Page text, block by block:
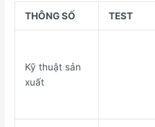
THÔNG SỐ TEST
Kỹ thuật sản
xuất